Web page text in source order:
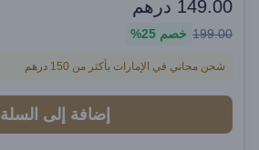
149.00 درهم
199.00 خصم 25%
شحن مجاني في الإمارات بأكثر من 150 درهم
إضافة إلى السلة